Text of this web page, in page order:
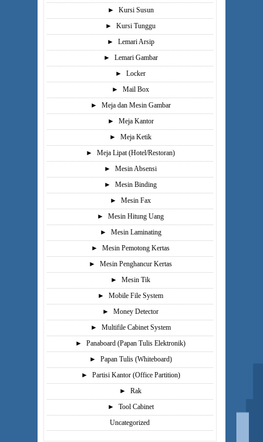
►
Kursi Susun
►
Kursi Tunggu
►
Lemari Arsip
►
Lemari Gambar
►
Locker
►
Mail Box
►
Meja dan Mesin Gambar
►
Meja Kantor
►
Meja Ketik
►
Meja Lipat (Hotel/Restoran)
►
Mesin Absensi
►
Mesin Binding
►
Mesin Fax
►
Mesin Hitung Uang
►
Mesin Laminating
►
Mesin Pemotong Kertas
►
Mesin Penghancur Kertas
►
Mesin Tik
►
Mobile File System
►
Money Detector
►
Multifile Cabinet System
►
Panaboard (Papan Tulis Elektronik)
►
Papan Tulis (Whiteboard)
►
Partisi Kantor (Office Partition)
►
Rak
►
Tool Cabinet
Uncategorized